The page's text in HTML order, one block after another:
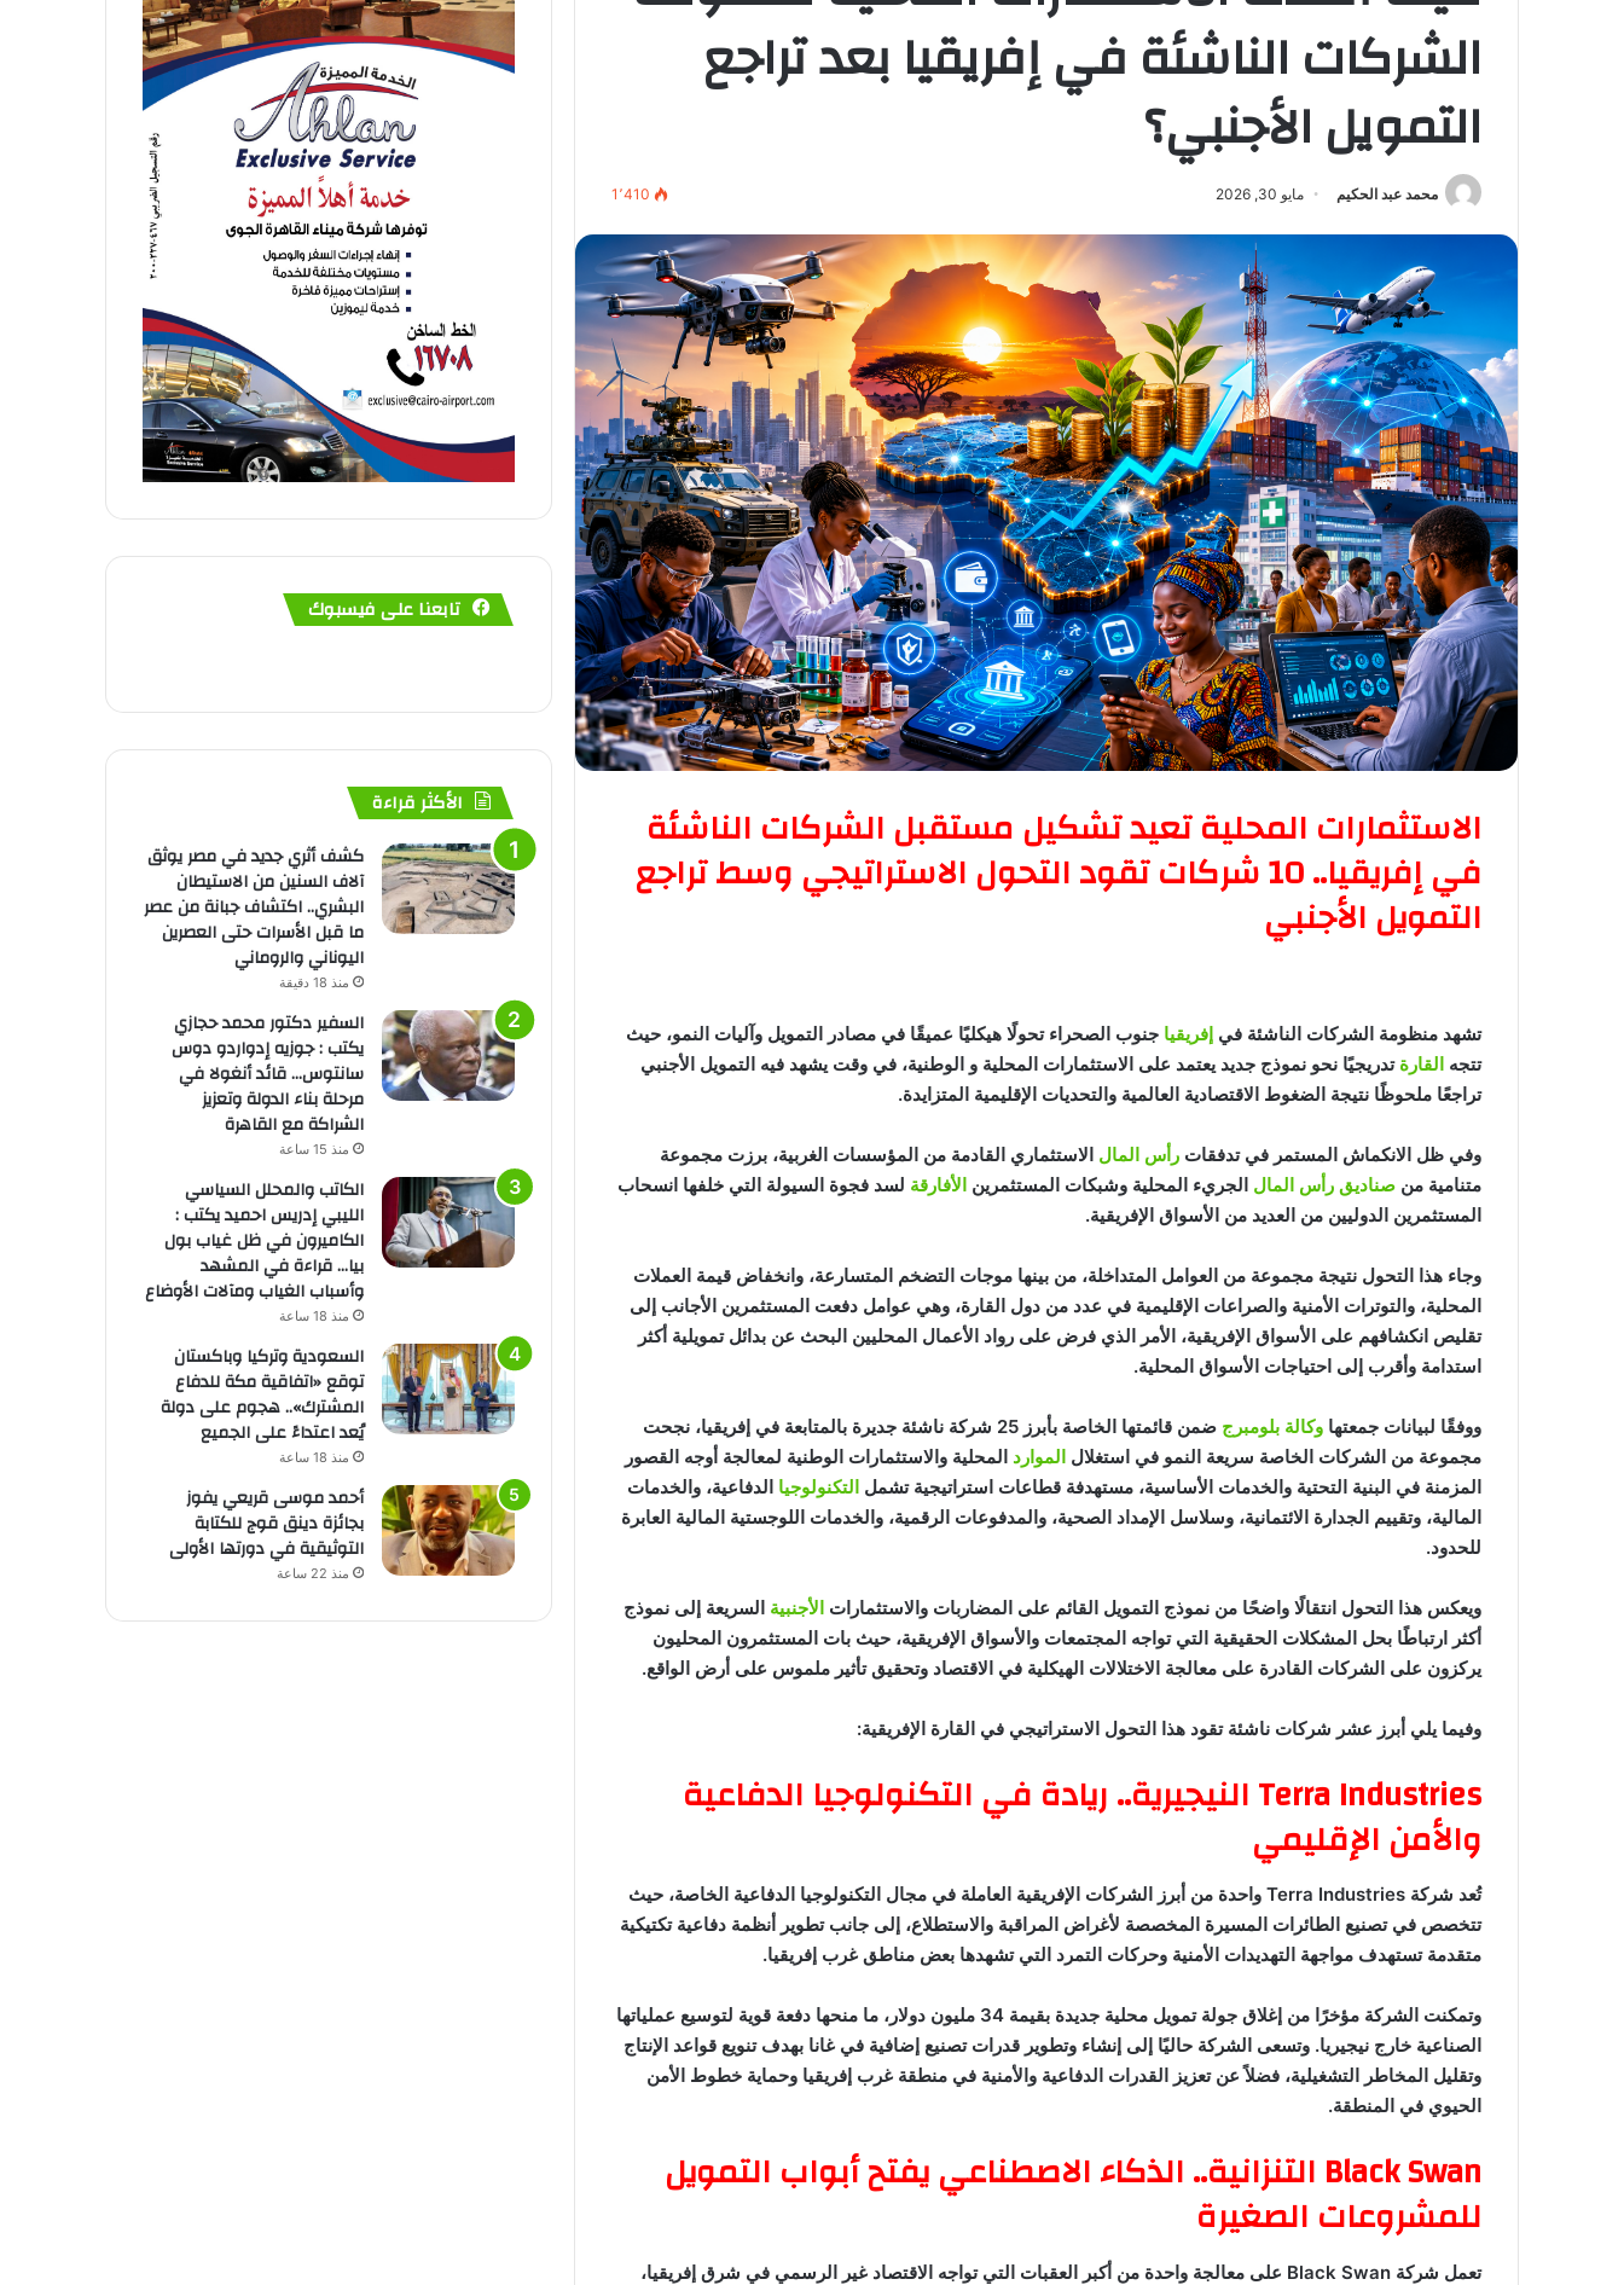
الشركات الناشئة في إفريقيا بعد تراجع
التمويل الأجنبي؟
محمد عبد الحكيم مايو 30, 2026 1٬410
الاستثمارات المحلية تعيد تشكيل مستقبل الشركات الناشئة
في إفريقيا.. 10 شركات تقود التحول الاستراتيجي وسط تراجع
التمويل الأجنبي
تشهد منظومة الشركات الناشئة في إفريقيا جنوب الصحراء تحولًا هيكليًا عميقًا في مصادر التمويل وآليات النمو، حيث
تتجه القارة تدريجيًا نحو نموذج جديد يعتمد على الاستثمارات المحلية و الوطنية، في وقت يشهد فيه التمويل الأجنبي
تراجعًا ملحوظًا نتيجة الضغوط الاقتصادية العالمية والتحديات الإقليمية المتزايدة.
وفي ظل الانكماش المستمر في تدفقات رأس المال الاستثماري القادمة من المؤسسات الغربية، برزت مجموعة
متنامية من صناديق رأس المال الجريء المحلية وشبكات المستثمرين الأفارقة لسد فجوة السيولة التي خلفها انسحاب
المستثمرين الدوليين من العديد من الأسواق الإفريقية.
وجاء هذا التحول نتيجة مجموعة من العوامل المتداخلة، من بينها موجات التضخم المتسارعة، وانخفاض قيمة العملات
المحلية، والتوترات الأمنية والصراعات الإقليمية في عدد من دول القارة، وهي عوامل دفعت المستثمرين الأجانب إلى
تقليص انكشافهم على الأسواق الإفريقية، الأمر الذي فرض على رواد الأعمال المحليين البحث عن بدائل تمويلية أكثر
استدامة وأقرب إلى احتياجات الأسواق المحلية.
ووفقًا لبيانات جمعتها وكالة بلومبرج
ضمن قائمتها الخاصة بأبرز 25 شركة ناشئة جديرة بالمتابعة في إفريقيا، نجحت
مجموعة من الشركات الخاصة سريعة النمو في استغلال الموارد المحلية والاستثمارات الوطنية لمعالجة أوجه القصور
المزمنة في البنية التحتية والخدمات الأساسية، مستهدفة قطاعات استراتيجية تشمل التكنولوجيا الدفاعية، والخدمات
المالية، وتقييم الجدارة الائتمانية، وسلاسل الإمداد الصحية، والمدفوعات الرقمية، والخدمات اللوجستية المالية العابرة
للحدود.
ويعكس هذا التحول انتقالًا واضحًا من نموذج التمويل القائم على المضاربات والاستثمارات الأجنبية السريعة إلى نموذج
أكثر ارتباطًا بحل المشكلات الحقيقية التي تواجه المجتمعات والأسواق الإفريقية، حيث بات المستثمرون المحليون
يركزون على الشركات القادرة على معالجة الاختلالات الهيكلية في الاقتصاد وتحقيق تأثير ملموس على أرض الواقع.
وفيما يلي أبرز عشر شركات ناشئة تقود هذا التحول الاستراتيجي في القارة الإفريقية:
Terra Industries النيجيرية.. ريادة في التكنولوجيا الدفاعية
والأمن الإقليمي
تُعد شركة Terra Industries واحدة من أبرز الشركات الإفريقية العاملة في مجال التكنولوجيا الدفاعية الخاصة، حيث
تتخصص في تصنيع الطائرات المسيرة المخصصة لأغراض المراقبة والاستطلاع، إلى جانب تطوير أنظمة دفاعية تكتيكية
متقدمة تستهدف مواجهة التهديدات الأمنية وحركات التمرد التي تشهدها بعض مناطق غرب إفريقيا.
وتمكنت الشركة مؤخرًا من إغلاق جولة تمويل محلية جديدة بقيمة 34 مليون دولار، ما منحها دفعة قوية لتوسيع عملياتها
الصناعية خارج نيجيريا. وتسعى الشركة حاليًا إلى إنشاء وتطوير قدرات تصنيع إضافية في غانا بهدف تنويع قواعد الإنتاج
وتقليل المخاطر التشغيلية، فضلاً عن تعزيز القدرات الدفاعية والأمنية في منطقة غرب إفريقيا وحماية خطوط الأمن
الحيوي في المنطقة.
Black Swan التنزانية.. الذكاء الاصطناعي يفتح أبواب التمويل
للمشروعات الصغيرة
تعمل شركة Black Swan على معالجة واحدة من أكبر العقبات التي تواجه الاقتصاد غير الرسمي في شرق إفريقيا،
تابعنا على فيسبوك
الأكثر قراءة
كشف أثري جديد في مصر يوثق
آلاف السنين من الاستيطان
البشري.. اكتشاف جبانة من عصر
ما قبل الأسرات حتى العصرين
اليوناني والروماني
منذ 18 دقيقة
السفير دكتور محمد حجازي
يكتب : جوزيه إدواردو دوس
سانتوس… قائد أنغولا في
مرحلة بناء الدولة وتعزيز
الشراكة مع القاهرة
منذ 15 ساعة
الكاتب والمحلل السياسي
الليبي إدريس احميد يكتب :
الكاميرون في ظل غياب بول
بيا… قراءة في المشهد
وأسباب الغياب ومآلات الأوضاع
منذ 18 ساعة
السعودية وتركيا وباكستان
توقع «اتفاقية مكة للدفاع
المشترك».. هجوم على دولة
يُعد اعتداءً على الجميع
منذ 18 ساعة
أحمد موسى قريعي يفوز
بجائزة دينق قوج للكتابة
التوثيقية في دورتها الأولى
منذ 22 ساعة